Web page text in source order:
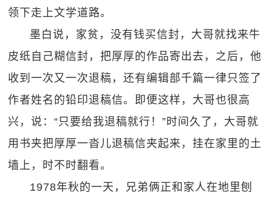
领下走上文学道路。
墨白说，家贫，没有钱买信封，大哥就找来牛
皮纸自己糊信封，把厚厚的作品寄出去，之后，他
收到一次又一次退稿，还有编辑部千篇一律只签了
作者姓名的铅印退稿信。即便这样，大哥也很高
兴，说：“只要给我退稿就行！”时间久了，大哥就
用书夹把厚厚一沓儿退稿信夹起来，挂在家里的土
墙上，时不时翻看。
1978年秋的一天，兄弟俩正和家人在地里刨